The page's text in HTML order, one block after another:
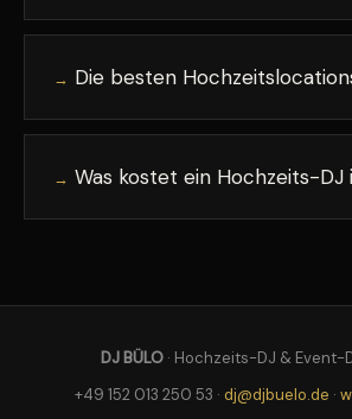
→ Die besten
→ Was kostet ein Hochzeits-DJ
DJ BÜLO· Hochzeits-DJ & Event-
+49 152 013 250 53 · dj@djbuelo.de ·